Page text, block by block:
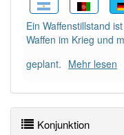
DER:356
DIE: 0
DAS:
PowerIndex:10
Häufigkeit: 6 von 10
Ein Waffenstillstand
Waffen im Krieg und
geplant. Mehr lesen
Konjunktion